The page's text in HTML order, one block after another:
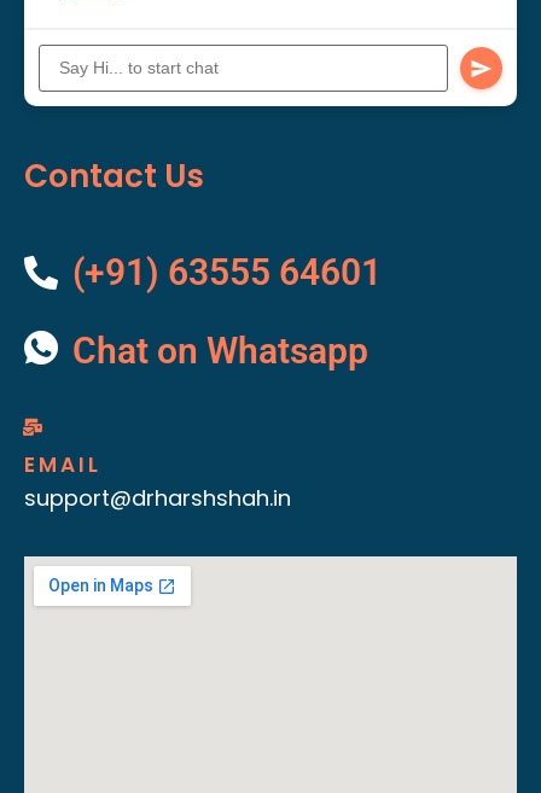
Contact Us
(+91) 63555 64601
Chat on Whatsapp
EMAIL
support@drharshshah.in